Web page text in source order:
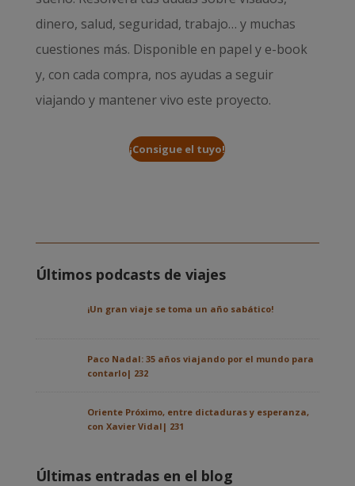
dinero, salud, seguridad, trabajo… y muchas
cuestiones más. Disponible en papel y e-book
y, con cada compra, nos ayudas a seguir
viajando y mantener vivo este proyecto.
¡Consigue el tuyo!
Últimos podcasts de viajes
¡Un gran viaje se toma un año sabático!
Paco Nadal: 35 años viajando por el mundo para
contarlo| 232
Oriente Próximo, entre dictaduras y esperanza,
con Xavier Vidal| 231
Últimas entradas en el blog